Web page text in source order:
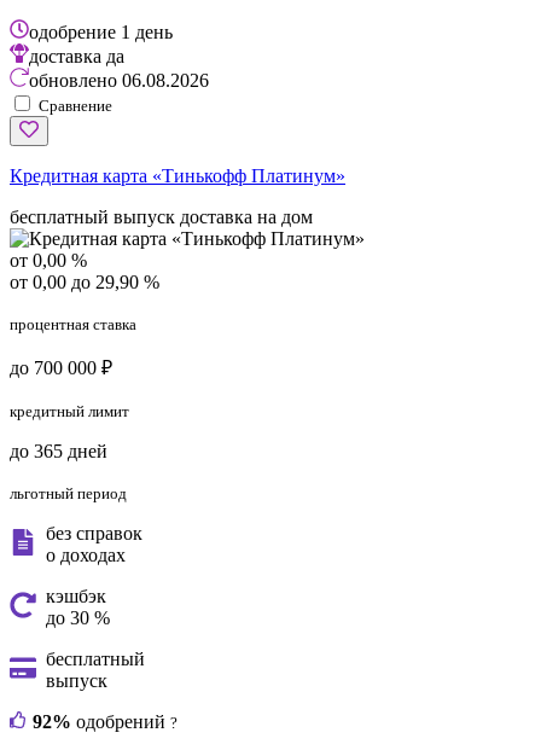
одобрение 1 день
доставка да
обновлено 06.08.2026
Сравнение
Кредитная карта «Тинькофф Платинум»
бесплатный выпуск доставка на дом
от 0,00 %
от 0,00 до 29,90 %
процентная ставка
до 700 000 ₽
кредитный лимит
до 365 дней
льготный период
без справок
о доходах
кэшбэк
до 30 %
бесплатный
выпуск
92% одобрений ?